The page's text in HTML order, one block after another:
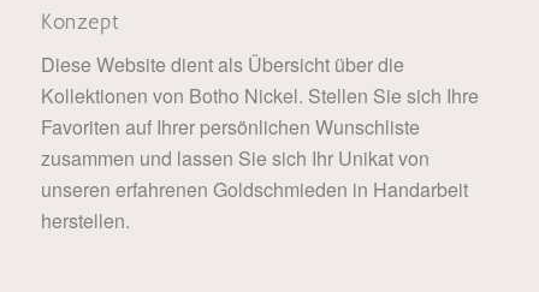
Konzept
Diese Website dient als Übersicht über die
Kollektionen von Botho Nickel. Stellen Sie sich Ihre
Favoriten auf Ihrer persönlichen Wunschliste
zusammen und lassen Sie sich Ihr Unikat von
unseren erfahrenen Goldschmieden in Handarbeit
herstellen.